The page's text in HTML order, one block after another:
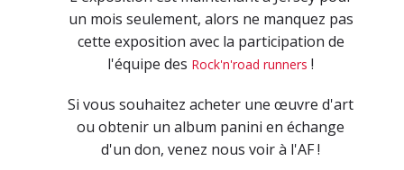
un mois seulement, alors ne manquez pas
cette exposition avec la participation de
l'équipe des Rock'n'road runners !
Si vous souhaitez acheter une œuvre d'art
ou obtenir un album panini en échange
d'un don, venez nous voir à l'AF !